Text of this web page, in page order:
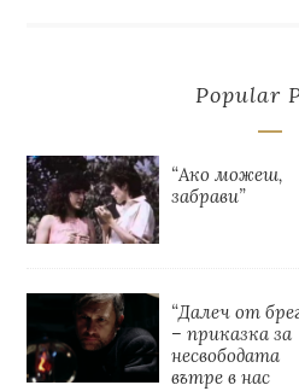
Popular
“Ако можеш,
забрави”
“Далеч от
– приказка за
несвободата
вътре в нас